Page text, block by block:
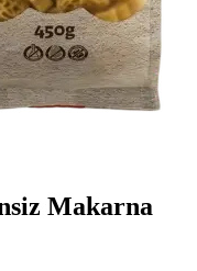
Makarna